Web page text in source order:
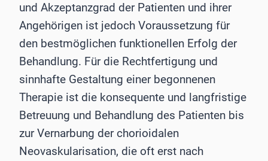
und Akzeptanzgrad der Patienten und ihrer
Angehörigen ist jedoch Voraussetzung für
den bestmöglichen funktionellen Erfolg der
Behandlung. Für die Rechtfertigung und
sinnhafte Gestaltung einer begonnenen
Therapie ist die konsequente und langfristige
Betreuung und Behandlung des Patienten bis
zur Vernarbung der chorioidalen
Neovaskularisation, die oft erst nach